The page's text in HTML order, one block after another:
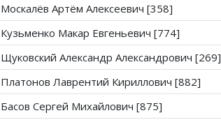
Москалёв Артём Алексеевич [358]
Кузьменко Макар Евгеньевич [774]
Щуковский Александр Александрович [269]
Платонов Лаврентий Кириллович [882]
Басов Сергей Михайлович [875]